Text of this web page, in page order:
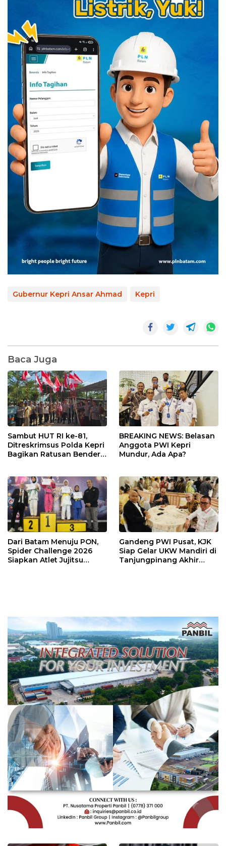
Gubernur Kepri Ansar Ahmad Kepri
Baca Juga
Sambut HUT RI ke-81,
Ditreskrimsus Polda Kepri
Bagikan Ratusan Bendera
BREAKING NEWS: Belasan
Anggota PWI Kepri
Mundur, Ada Apa?
Dari Batam Menuju PON,
Spider Challenge 2026
Siapkan Atlet Jujitsu
Gandeng PWI Pusat, KJK
Siap Gelar UKW Mandiri di
Tanjungpinang Akhir